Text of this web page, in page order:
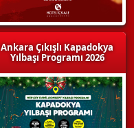
Ankara Çıkışlı Kapadokya
Yılbaşı Programı 2026